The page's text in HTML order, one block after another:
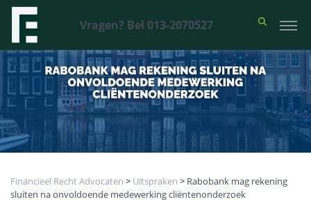
Vragen? Bel 013-2070527
Financieel Recht Advocaten > Uitspraken > Rabobank mag rekening
sluiten na onvoldoende medewerking cliëntenonderzoek